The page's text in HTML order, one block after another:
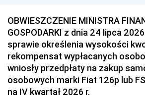
OBWIESZCZENIE MINISTRA
GOSPODARKI z dnia 24 lipca
sprawie określenia wysokości
rekompensat wypłacanych
wniosły przedpłaty na zakup
osobowych marki Fiat 126p lub
na IV kwartał 2026 r.